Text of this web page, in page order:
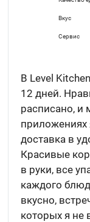
Вкус
Сервис
В Level
12 дней.
расписано, и
приложениях
доставка в
Красивые
в руки, все
каждого
вкусно,
которых я не